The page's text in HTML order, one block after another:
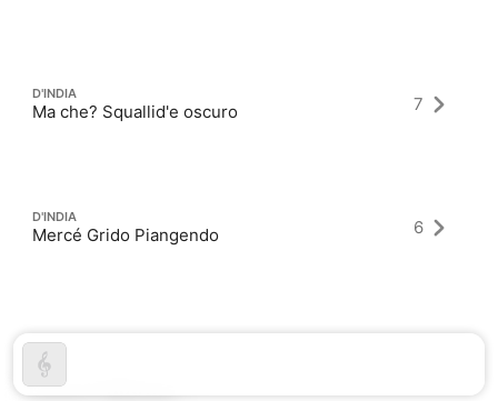
D'INDIA
Ma che? Squallid'e oscuro 7
D'INDIA
Mercé Grido Piangendo 6
Latest Albums